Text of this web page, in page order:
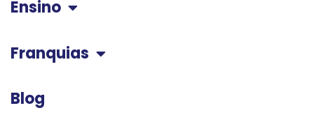
Ensino
Franquias
Blog